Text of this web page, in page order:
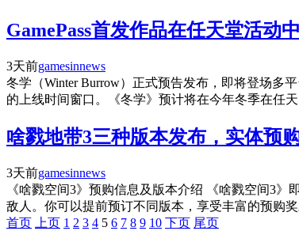
GamePass首发作品在任天堂活动
3天前gamesinnews
冬学（Winter Burrow）正式预告发布，即将登场多
的上线时间窗口。《冬学》预计将在今年冬季在任
啥戮地带3三种版本发布，实体预
3天前gamesinnews
《啥戮空间3》预购信息及版本介绍 《啥戮空间3
敌人。你可以提前预订不同版本，享受丰富的预购
首页
上页 1 2 3 4 5 6 7 8 9 10 下页 尾页